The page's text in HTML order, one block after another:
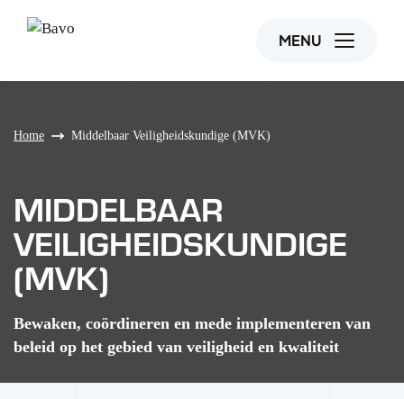
MENU
Home Middelbaar Veiligheidskundige (MVK)
MIDDELBAAR
VEILIGHEIDSKUNDIGE
(MVK)
Bewaken, coördineren en mede implementeren van
beleid op het gebied van veiligheid en kwaliteit